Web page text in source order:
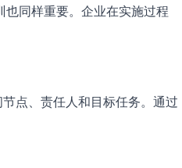
同样重要。企业在实施过程
点、责任人和目标任务。通过